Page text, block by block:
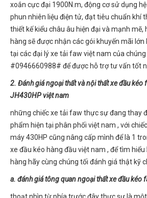
xoắn cực đại 1900N.m, động cơ sử dụng
phun nhiên liệu điện tử, đạt tiêu chuẩn khí
thiết kế kiểu châu âu hiện đại và mạnh mẽ,
hàng sẽ được nhận các gói khuyến mãi lớn
tại các đại lý xe tải faw việt nam của chúng
#0946660988# để được hỗ trợ tư vấn tốt
2. Đánh giá ngoại thất và nội thất xe đầu kéo
JH430HP việt nam
những chiếc xe tải faw thực sự đang thay
phẩm hiện tại phân phối việt nam , với
máy 430HP cũng nâng cấp mình để là 1
xe đầu kéo hàng đầu việt nam , để tìm
hàng hãy cùng chúng tối đánh giá thật kỹ
a. đánh giá tông quan ngoại thất xe đầu kéo